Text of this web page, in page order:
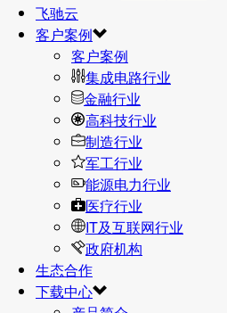
飞驰云
客户案例
客户案例
集成电路行业
金融行业
高科技行业
制造行业
军工行业
能源电力行业
医疗行业
IT及互联网行业
政府机构
生态合作
下载中心